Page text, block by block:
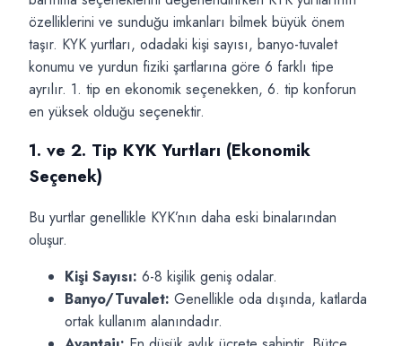
özelliklerini ve sunduğu imkanları bilmek büyük önem
taşır. KYK yurtları, odadaki kişi sayısı, banyo-tuvalet
konumu ve yurdun fiziki şartlarına göre 6 farklı tipe
ayrılır. 1. tip en ekonomik seçenekken, 6. tip konforun
en yüksek olduğu seçenektir.
1. ve 2. Tip KYK Yurtları (Ekonomik
Seçenek)
Bu yurtlar genellikle KYK’nın daha eski binalarından
oluşur.
Kişi Sayısı: 6-8 kişilik geniş odalar.
Banyo/Tuvalet: Genellikle oda dışında, katlarda
ortak kullanım alanındadır.